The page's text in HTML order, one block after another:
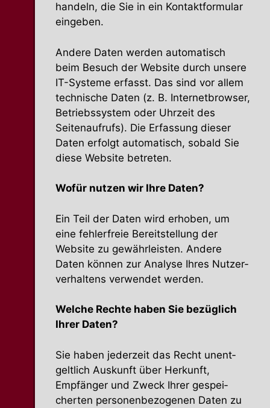
handeln, die Sie in ein Kontakt­for­mular
eingeben.
Andere Daten werden automa­tisch
beim Besuch der Website durch unsere
IT-Systeme erfasst. Das sind vor allem
technische Daten (z. B. Inter­net­browser,
Betriebs­system oder Uhrzeit des
Seiten­aufrufs). Die Erfassung dieser
Daten erfolgt automa­tisch, sobald Sie
diese Website betreten.
Wofür nutzen wir Ihre Daten?
Ein Teil der Daten wird erhoben, um
eine fehler­freie Bereit­stellung der
Website zu gewähr­leisten. Andere
Daten können zur Analyse Ihres Nutzer­
ver­haltens verwendet werden.
Welche Rechte haben Sie bezüglich
Ihrer Daten?
Sie haben jederzeit das Recht unent­
geltlich Auskunft über Herkunft,
Empfänger und Zweck Ihrer gespei­
cherten perso­nen­be­zo­genen Daten zu